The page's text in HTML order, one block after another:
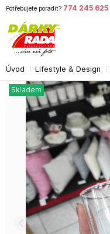
Úvod Lifestyle & Design
Skladem
Potřebujete poradit? 774 245 625